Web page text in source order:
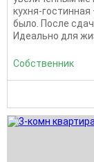
кухня-
было. После
Идеально для
Собственник